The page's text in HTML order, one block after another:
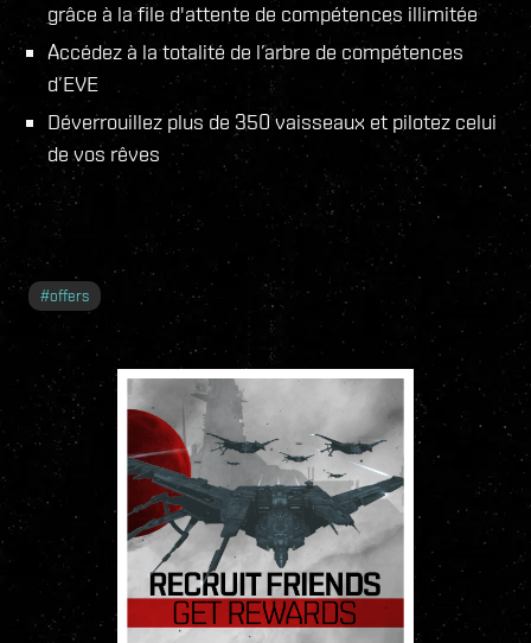
grâce à la file d'attente de compétences illimitée
Accédez à la totalité de l’arbre de compétences
d’EVE
Déverrouillez plus de 350 vaisseaux et pilotez celui
de vos rêves
#offers